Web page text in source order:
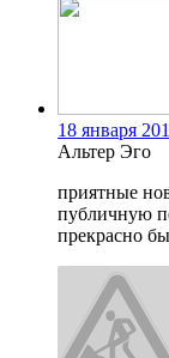
18 января
Альтер Эго
приятные
публичную
прекрасно